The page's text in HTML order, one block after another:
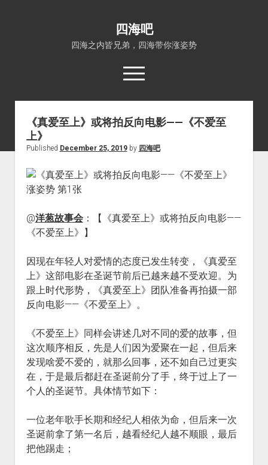
四海吧
四海之内皆兄弟，四海带你涨姿势
open
menu
首页
dropdown
福利吧
热门事件
电影推荐
火星情报局
音乐推荐
小猪AI
《真爱至上》或将拍反向电影——《不爱至
上》
Published December 25, 2019by 四海吧
@洋葱故事会：【《真爱至上》或将拍反向电影——
《不爱至上》】
因现在年轻人对爱情的态度已发生转变，《真爱至
上》这部电影在圣诞节前后已越来越不受欢迎。为
跟上时代形势，《真爱至上》团队准备再拍摄一部
反向电影——《不爱至上》。
《不爱至上》同样会讲述几对不同的爱的故事，但
这次顺序相反，先是人们因为爱聚在一起，但后来
发现啥爱不爱的，就那么回事，还不如自己过更实
在，于是最后都赶在圣诞前分了手，终于过上了一
个人的圣诞节。具体情节如下：
一位老年歌手长期和经纪人相依为命，但后来一次
圣诞前拿了第一名后，越看经纪人越不顺眼，最后
把他踢走；